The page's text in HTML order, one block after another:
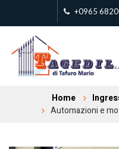
+0965
Home
Automazioni e